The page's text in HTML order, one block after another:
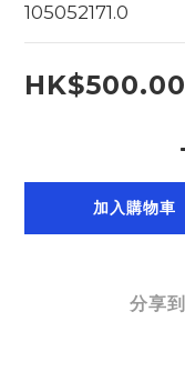
105052171.0
HK$500.00
加入購物車
分享到